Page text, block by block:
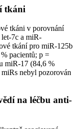
tkáni
tkáni v porovnání
7c a miR-
tkání pro miR-125b
pacientů; p =
miR-17 (84,6 %
nebyl pozorován
na léčbu anti-